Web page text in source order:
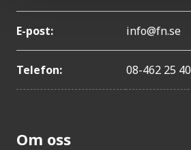
E-post: info@fn.se
Telefon: 08-462 25 40
Om oss